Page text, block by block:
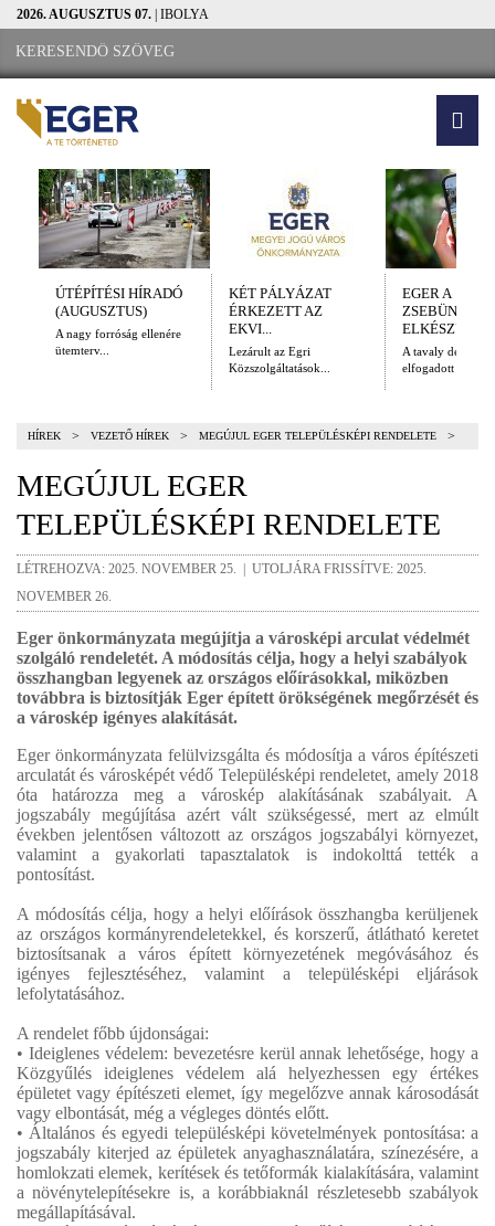
2026. AUGUSZTUS 07. | IBOLYA
ÚTÉPÍTÉSI HÍRADÓ
(AUGUSZTUS)
A nagy forróság ellenére
ütemterv...
KÉT PÁLYÁZAT
ÉRKEZETT AZ
EKVI...
Lezárult az Egri
Közszolgáltatások...
EGER A
ELKÉSZÜLT
A tavaly
elfogadott
HÍREK > VEZETŐ HÍREK > MEGÚJUL EGER TELEPÜLÉSKÉPI RENDELETE >
MEGÚJUL EGER
TELEPÜLÉSKÉPI RENDELETE
LÉTREHOZVA: 2025. NOVEMBER 25. | UTOLJÁRA FRISSÍTVE: 2025.
NOVEMBER 26.
Eger önkormányzata megújítja a városképi arculat védelmét
szolgáló rendeletét. A módosítás célja, hogy a helyi szabályok
összhangban legyenek az országos előírásokkal, miközben
továbbra is biztosítják Eger épített örökségének megőrzését és
a városkép igényes alakítását.
Eger önkormányzata felülvizsgálta és módosítja a város építészeti
arculatát és városképét védő Településképi rendeletet, amely 2018
óta határozza meg a városkép alakításának szabályait. A
jogszabály megújítása azért vált szükségessé, mert az elmúlt
években jelentősen változott az országos jogszabályi környezet,
valamint a gyakorlati tapasztalatok is indokolttá tették a
pontosítást.
A módosítás célja, hogy a helyi előírások összhangba kerüljenek
az országos kormányrendeletekkel, és korszerű, átlátható keretet
biztosítsanak a város épített környezetének megóvásához és
igényes fejlesztéséhez, valamint a településképi eljárások
lefolytatásához.
A rendelet főbb újdonságai:
• Ideiglenes védelem: bevezetésre kerül annak lehetősége, hogy a
Közgyűlés ideiglenes védelem alá helyezhessen egy értékes
épületet vagy építészeti elemet, így megelőzve annak károsodását
vagy elbontását, még a végleges döntés előtt.
• Általános és egyedi településképi követelmények pontosítása: a
jogszabály kiterjed az épületek anyaghasználatára, színezésére, a
homlokzati elemek, kerítések és tetőformák kialakítására, valamint
a növénytelepítésekre is, a korábbiaknál részletesebb szabályok
megállapításával.